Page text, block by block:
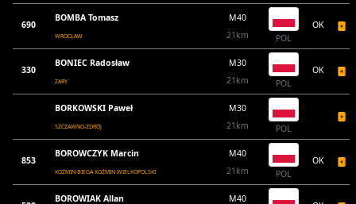
690
BOMBA Tomasz
WROCŁAW
M40
21km
POL
OK
330
BONIEC Radosław
ŻARY
M30
21km
POL
OK
BORKOWSKI Paweł
SZCZAWNO-ZDRÓJ
M30
21km
POL
853
BOROWCZYK Marcin
KOŹMIN BIEGA KOŹMIN WIELKOPOLSKI
M40
21km
POL
OK
BOROWIAK Allan
M40